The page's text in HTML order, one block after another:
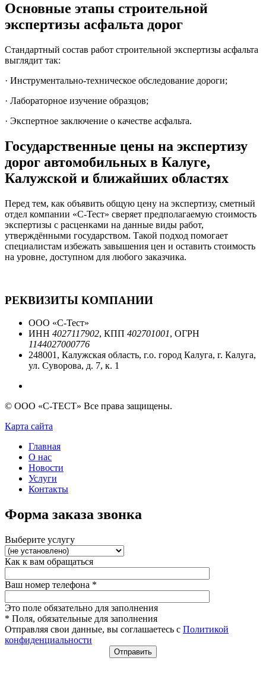
Основные этапы строительной
экспертизы асфальта дорог
Стандартный состав работ строительной экспертизы асфальта
выглядит так:
· Инструментально-техническое обследование дороги;
· Лабораторное изучение образцов;
· Экспертное заключение о качестве асфальта.
Государственные цены на экспертизу
дорог автомобильных в Калуге,
Калужской и ближайших областях
Перед тем, как объявить общую цену на экспертизу, сметный
отдел компании «С-Тест» сверяет предполагаемую стоимость
экспертизы с расценками на данные виды работ,
утверждёнными государством. Такой подход помогает
специалистам избежать завышения цен и оставить стоимость
на уровне, доступном для любого заказчика.
РЕКВИЗИТЫ КОМПАНИИ
ООО «С-Тест»
ИНН 4027117902, КПП 402701001, ОГРН
1144027000776
248001, Калужская область, г.о. город Калуга, г. Калуга,
ул. Суворова, д. 7, к. 1
© ООО «С-ТЕСТ» Все права защищены.
Карта сайта
Главная
О нас
Новости
Услуги
Контакты
Форма заказа звонка
Выберите услугу
Как к вам обращаться
Ваш номер телефона *
Это поле обязательно для заполнения
* Поля, обязательные для заполнения
Отправляя свои данные, вы соглашаетесь с Политикой
конфиденциальности